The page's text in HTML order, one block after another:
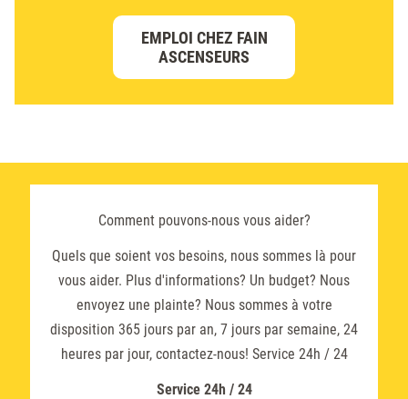
EMPLOI CHEZ FAIN
ASCENSEURS
Comment pouvons-nous vous aider?
Quels que soient vos besoins, nous sommes là pour
vous aider. Plus d'informations? Un budget? Nous
envoyez une plainte? Nous sommes à votre
disposition 365 jours par an, 7 jours par semaine, 24
heures par jour, contactez-nous! Service 24h / 24
Service 24h / 24